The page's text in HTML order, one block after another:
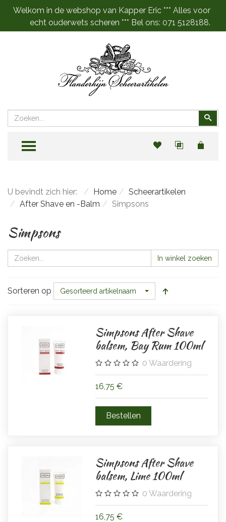
Welkom in de webshop van Kapper Eric *** Alles voor
echt ouderwets scheren *** Bel ons: 071 5128188.
Zoeken
TOGGLE MENU
U bevindt zich hier: Home
Scheerartikelen
After Shave en -Balm
Simpsons
Simpsons
In winkel zoeken
Sorteren op Gesorteerd artikelnaam
Simpsons After Shave
balsem, Bay Rum 100ml
0 Waardering
16,75 €
Simpsons After Shave
balsem, Lime 100ml
0 Waardering
16,75 €